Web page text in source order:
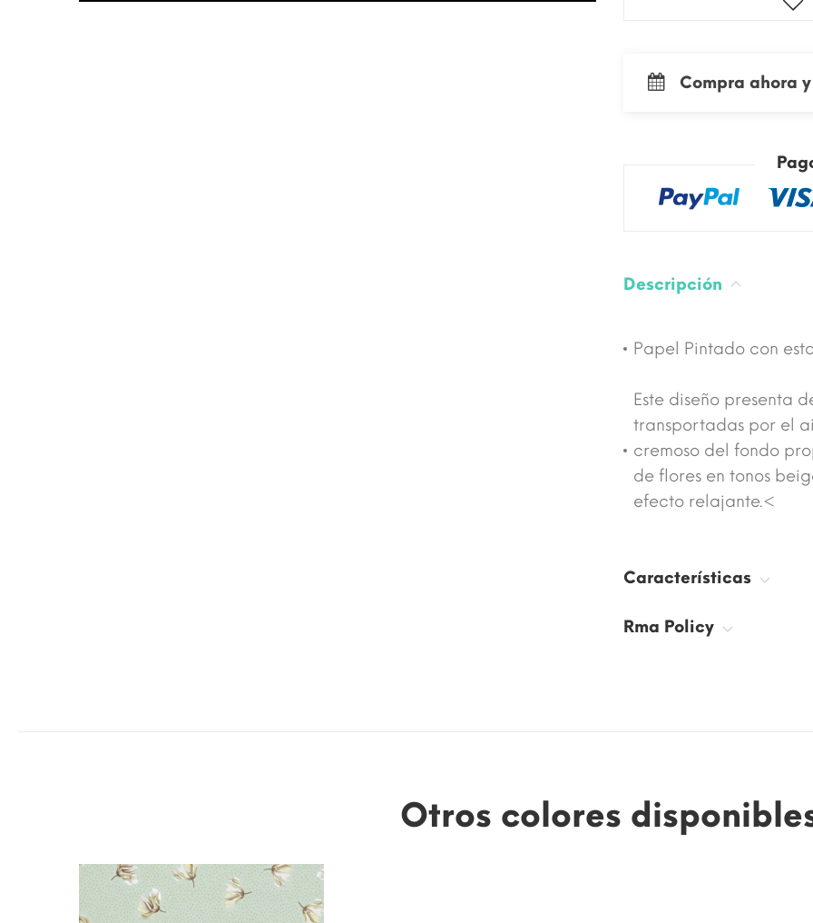
Compra ahora
Descripción
Papel Pintado con
Este diseño presenta
transportadas por el
cremoso del fondo
de flores en tonos
efecto relajante.<
Características
Rma Policy
Otros colores